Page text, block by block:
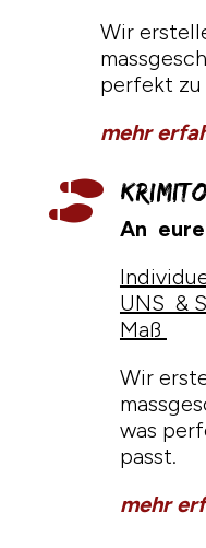
Wir
perfekt zu
mehr

An
UNS &
Maß
Wir
was
passt.
mehr